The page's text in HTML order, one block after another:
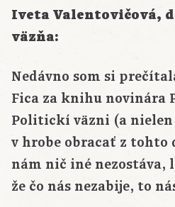
Iveta Valentovičová,
väzňa:
Nedávno som si
Fica za knihu novinára
Politickí väzni (a nielen
v hrobe obracať z tohto
nám nič iné nezostáva,
že čo nás nezabije, to